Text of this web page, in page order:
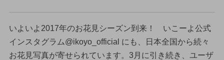
いよいよ2017年のお花見シーズン到来！ いこーよ公式
インスタグラム@ikoyo_official にも、日本全国から続々
お花見写真が寄せられています。3月に引き続き、ユーザ